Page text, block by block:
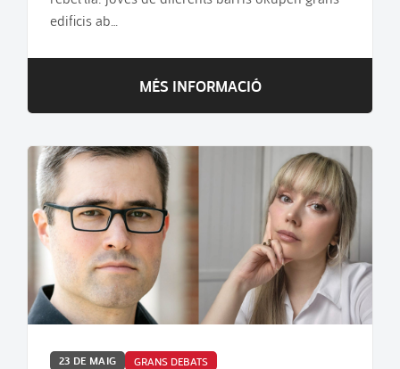
edificis ab…
MÉS INFORMACIÓ
23 DE MAIG GRANS DEBATS